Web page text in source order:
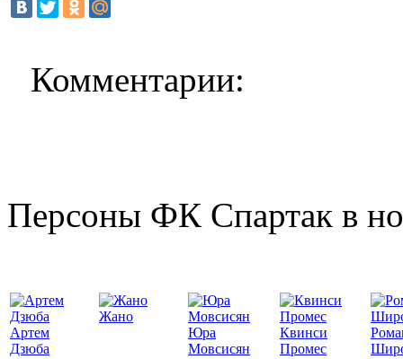
Комментарии:
Персоны ФК Спартак в
Артем
Дзюба
Жано
Юра
Мовсисян
Квинси
Промес